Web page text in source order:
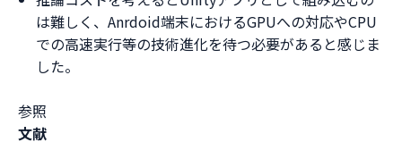
は難しく、Anrdoid端末におけるGPUへの対応やCPU
での高速実行等の技術進化を待つ必要があると感じま
した。
参照
文献